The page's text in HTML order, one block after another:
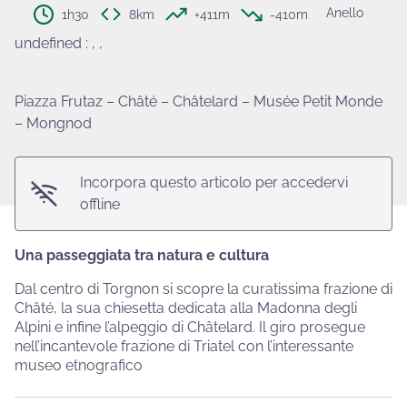
1h30 8km +411m -410m Anello
undefined : , ,
Piazza Frutaz – Châté – Châtelard – Musée Petit Monde
– Mongnod
Incorpora questo articolo per accedervi
offline
Una passeggiata tra natura e cultura
Dal centro di Torgnon si scopre la curatissima frazione di
Châté, la sua chiesetta dedicata alla Madonna degli
Alpini e infine l’alpeggio di Châtelard. Il giro prosegue
nell’incantevole frazione di Triatel con l’interessante
museo etnografico